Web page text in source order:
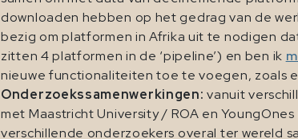
downloaden hebben op het gedrag van de
bezig om platformen in Afrika uit te nodigen
zitten 4 platformen in de ‘pipeline’) en ben ik
nieuwe functionaliteiten toe te voegen, zoals
Onderzoekssamenwerkingen: vanuit
met Maastricht University / ROA en
verschillende onderzoekers overal ter wereld